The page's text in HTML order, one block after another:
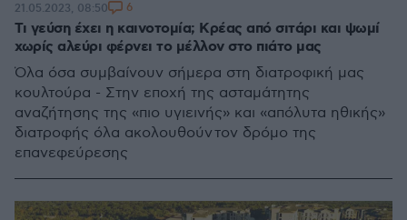
Τι γεύση έχει η καινοτομία; Κρέας από σιτάρι και ψωμί
χωρίς αλεύρι φέρνει το μέλλον στο πιάτο μας
Όλα όσα συμβαίνουν σήμερα στη διατροφική μας
κουλτούρα - Στην εποχή της ασταμάτητης
αναζήτησης της «πιο υγιεινής» και «απόλυτα ηθικής»
διατροφής όλα ακολουθούν τον δρόμο της
επανεφεύρεσης
21.05.2023, 08:50 6